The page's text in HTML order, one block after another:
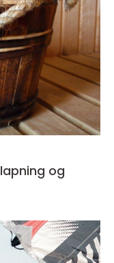
og